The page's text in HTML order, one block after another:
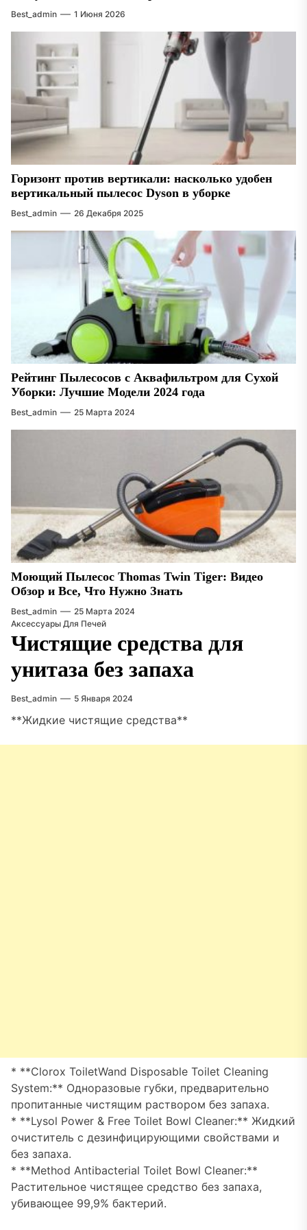
Best_admin 1 Июня 2026
Горизонт против вертикали: насколько удобен
вертикальный пылесос Dyson в уборке
Best_admin 26 Декабря 2025
Рейтинг Пылесосов с Аквафильтром для Сухой
Уборки: Лучшие Модели 2024 года
Best_admin 25 Марта 2024
Моющий Пылесос Thomas Twin Tiger: Видео
Обзор и Все, Что Нужно Знать
Best_admin
25 Марта 2024
Аксессуары Для Печей
Чистящие средства для
унитаза без запаха
Best_admin 5 Января 2024
**Жидкие чистящие средства**
* **Clorox ToiletWand Disposable Toilet Cleaning
System:** Одноразовые губки, предварительно
пропитанные чистящим раствором без запаха.
* **Lysol Power & Free Toilet Bowl Cleaner:** Жидкий
очиститель с дезинфицирующими свойствами и
без запаха.
* **Method Antibacterial Toilet Bowl Cleaner:**
Растительное чистящее средство без запаха,
убивающее 99,9% бактерий.